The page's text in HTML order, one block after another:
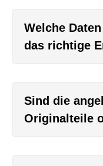
Welche
das richtige
Sind die
Originalteile